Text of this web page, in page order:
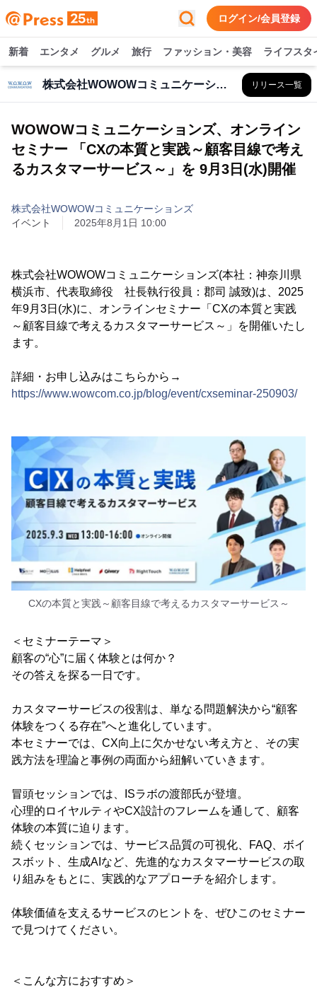
ログイン/会員登録
新着 エンタメ グルメ 旅行 ファッション・美容 ライフスタ
株式会社WOWOWコミュニケーションズ リリース一覧
WOWOWコミュニケーションズ、オンライン
セミナー 「CXの本質と実践～顧客目線で考え
るカスタマーサービス～」を 9月3日(水)開催
株式会社WOWOWコミュニケーションズ
イベント
2025年8月1日 10:00
株式会社WOWOWコミュニケーションズ(本社：神奈川県
横浜市、代表取締役 社長執行役員：郡司 誠致)は、2025
年9月3日(水)に、オンラインセミナー「CXの本質と実践
～顧客目線で考えるカスタマーサービス～」を開催いたし
ます。
詳細・お申し込みはこちらから→
https://www.wowcom.co.jp/blog/event/cxseminar-250903/
CXの本質と実践～顧客目線で考えるカスタマーサービス～
＜セミナーテーマ＞
顧客の“心”に届く体験とは何か？
その答えを探る一日です。
カスタマーサービスの役割は、単なる問題解決から“顧客
体験をつくる存在”へと進化しています。
本セミナーでは、CX向上に欠かせない考え方と、その実
践方法を理論と事例の両面から紐解いていきます。
冒頭セッションでは、ISラボの渡部氏が登壇。
心理的ロイヤルティやCX設計のフレームを通して、顧客
体験の本質に迫ります。
続くセッションでは、サービス品質の可視化、FAQ、ボイ
スボット、生成AIなど、先進的なカスタマーサービスの取
り組みをもとに、実践的なアプローチを紹介します。
体験価値を支えるサービスのヒントを、ぜひこのセミナー
で見つけてください。
＜こんな方におすすめ＞